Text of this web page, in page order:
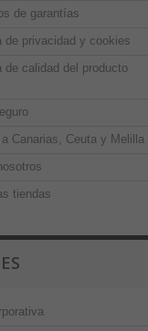
de garantías
de privacidad y cookies
de calidad del producto
Canarias, Ceuta y Melilla
tiendas